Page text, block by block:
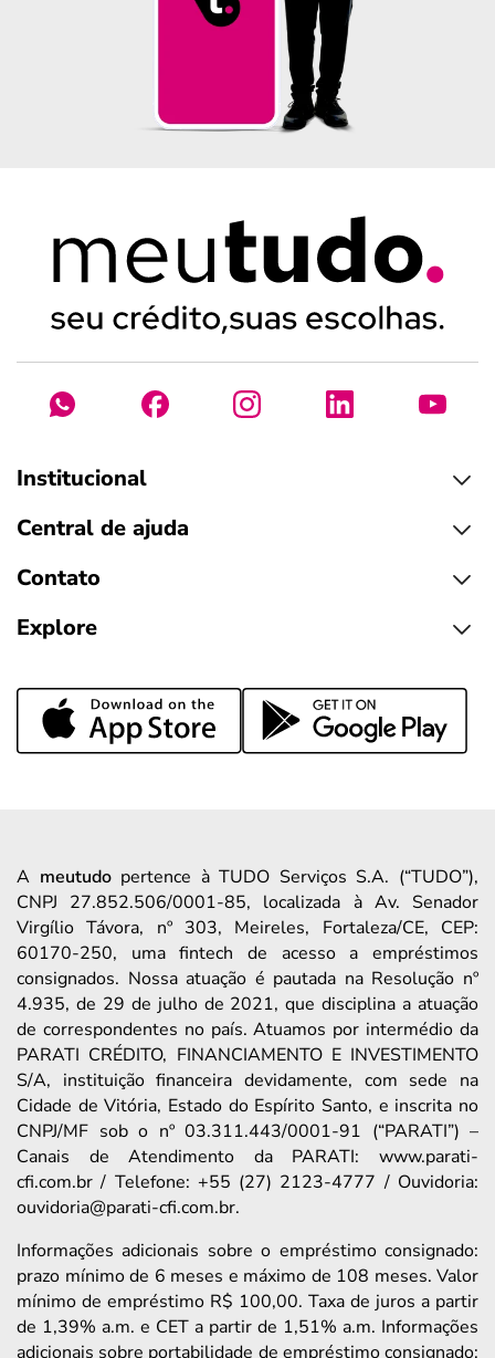
Institucional
Central de ajuda
Contato
Explore
A meutudopertence à TUDO Serviços S.A. (“TUDO”),
CNPJ 27.852.506/0001-85, localizada à Av. Senador
Virgílio Távora, nº 303, Meireles, Fortaleza/CE, CEP:
60170-250, uma fintech de acesso a empréstimos
consignados. Nossa atuação é pautada na Resolução nº
4.935, de 29 de julho de 2021, que disciplina a atuação
de correspondentes no país. Atuamos por intermédio da
PARATI CRÉDITO, FINANCIAMENTO E INVESTIMENTO
S/A, instituição financeira devidamente, com sede na
Cidade de Vitória, Estado do Espírito Santo, e inscrita no
CNPJ/MF sob o nº 03.311.443/0001-91 (“PARATI”) –
Canais de Atendimento da PARATI: www.parati-
cfi.com.br / Telefone: +55 (27) 2123-4777 / Ouvidoria:
ouvidoria@parati-cfi.com.br.
Informações adicionais sobre o empréstimo consignado:
prazo mínimo de 6 meses e máximo de 108 meses. Valor
mínimo de empréstimo R$ 100,00. Taxa de juros a partir
de 1,39% a.m. e CET a partir de 1,51% a.m. Informações
adicionais sobre portabilidade de empréstimo consignado: